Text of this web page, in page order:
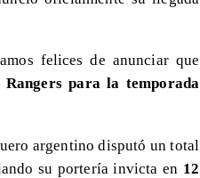
felices de anunciar que
para la temporada
argentino disputó un total
su portería invicta en 12